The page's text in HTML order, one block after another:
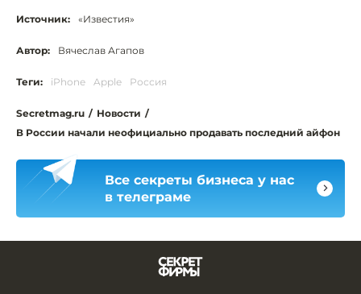
Источник: «Известия»
Автор: Вячеслав Агапов
Теги: iPhone Apple Россия
Secretmag.ru / Новости /
В России начали неофициально продавать последний айфон
Все секреты бизнеса у нас
в телеграме